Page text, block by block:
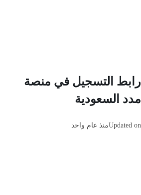
رابط التسجيل في منصة
مدد السعودية
Updated onمنذ عام واحد